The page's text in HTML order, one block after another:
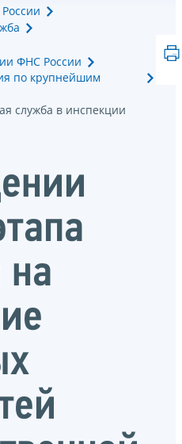
ФНС России
по крупнейшим
служба в инспекции
на